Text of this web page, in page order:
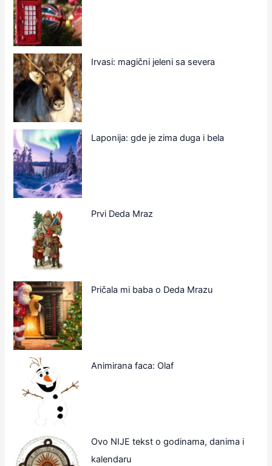
Irvasi: magični jeleni sa severa
Laponija: gde je zima duga i bela
Prvi Deda Mraz
Pričala mi baba o Deda Mrazu
Animirana faca: Olaf
Ovo NIJE tekst o godinama, danima i
kalendaru